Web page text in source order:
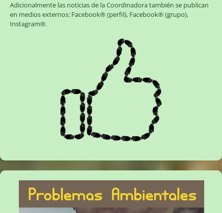
Adicionalmente las noticias de la Coordinadora también se publican
en medios externos: Facebook® (perfil), Facebook® (grupo),
Instagram®.